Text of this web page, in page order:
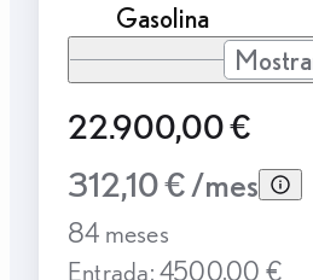
Gasolina
22.900,00 €
312,10 € /mes
84 meses
Entrada: 4500,00 €